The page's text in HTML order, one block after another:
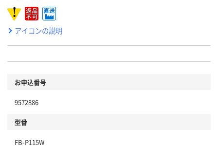
アイコンの説明
お申込番号
9572886
型番
FB-P115W